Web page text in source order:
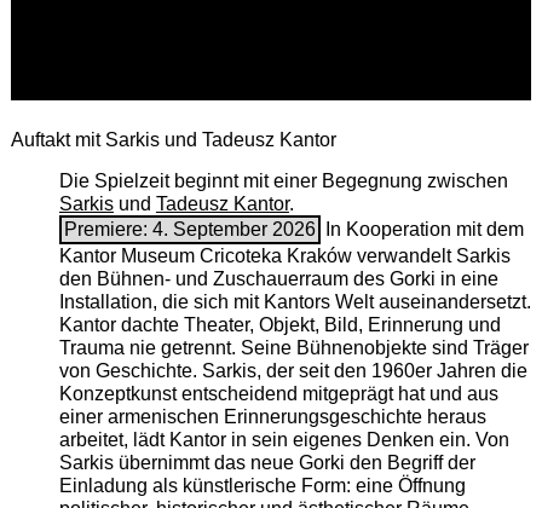
Auftakt mit Sarkis und Tadeusz Kantor
Die Spielzeit beginnt mit einer Begegnung zwischen
Sarkisund Tadeusz Kantor.
Premiere: 4. September 2026
In Kooperation mit dem
Kantor Museum Cricoteka Kraków verwandelt Sarkis
den Bühnen- und Zuschauerraum des Gorki in eine
Installation, die sich mit Kantors Welt auseinandersetzt.
Kantor dachte Theater, Objekt, Bild, Erinnerung und
Trauma nie getrennt. Seine Bühnenobjekte sind Träger
von Geschichte. Sarkis, der seit den 1960er Jahren die
Konzeptkunst entscheidend mitgeprägt hat und aus
einer armenischen ­Erinnerungsgeschichte heraus
arbeitet, lädt Kantor in sein eigenes Denken ein. Von
Sarkis übernimmt das neue Gorki den Begriff der
Einladung als künstlerische Form: eine Öffnung